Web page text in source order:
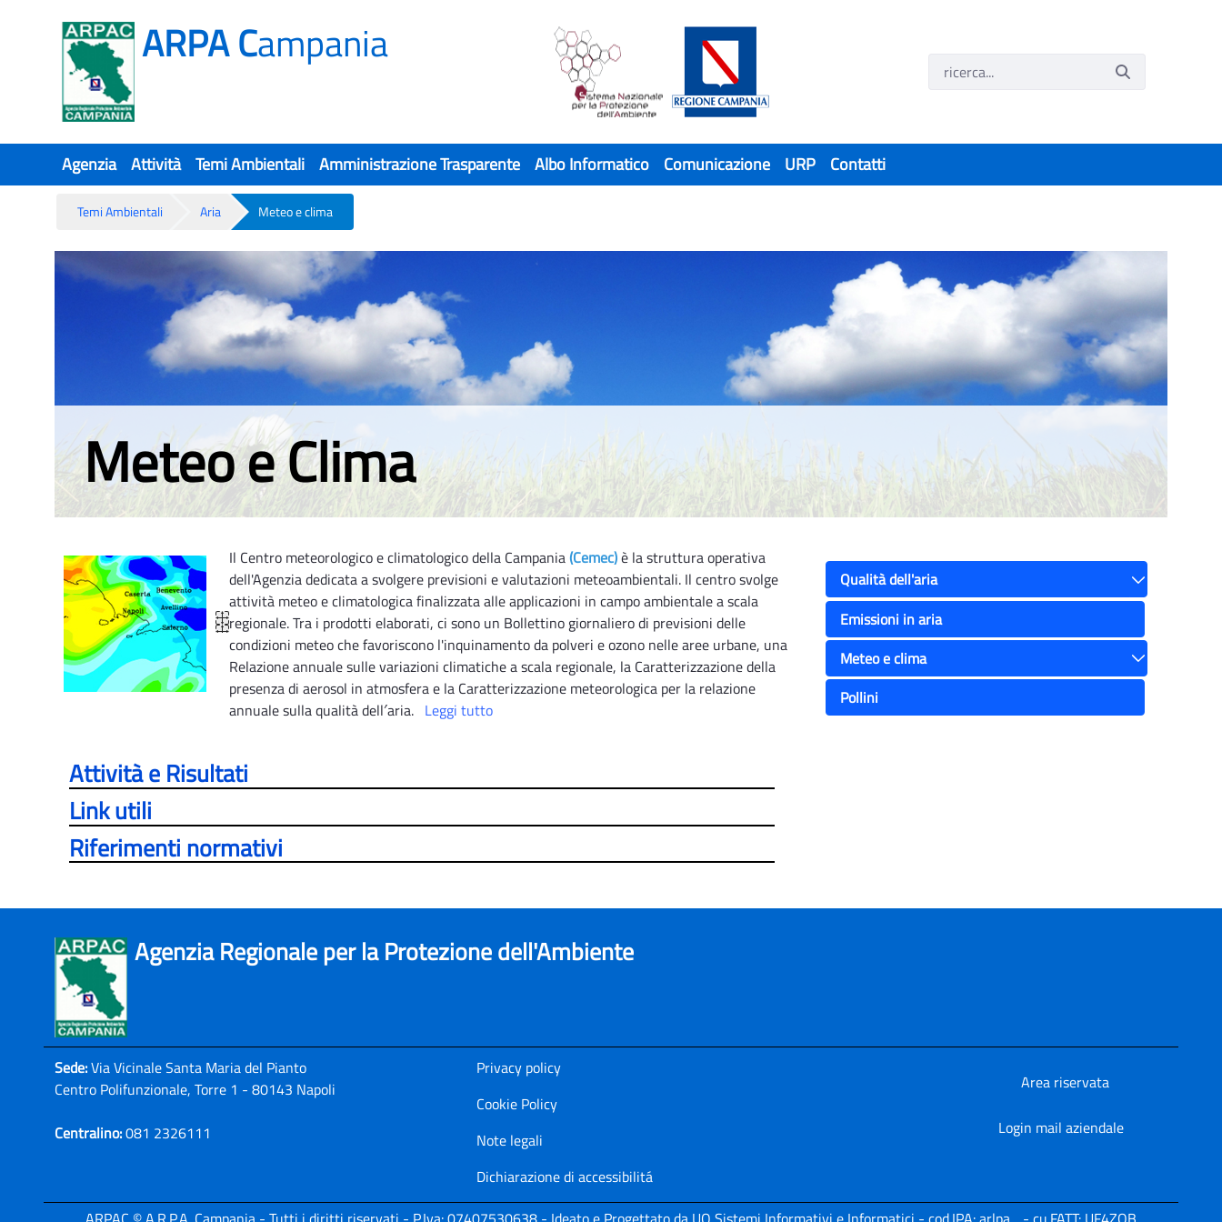
ARPA Campania
Agenzia Attività Temi Ambientali Amministrazione Trasparente Albo Informatico Comunicazione URP Contatti
Temi Ambientali Aria Meteo e clima
Meteo e clima
Meteo e Clima
Il Centro meteorologico e climatologico della Campania(Cemec)è la struttura operativa
dell'Agenzia dedicata a svolgere previsioni e valutazioni meteoambientali. Il centro svolge
attività meteo e climatologica finalizzata alle applicazioni in campo ambientale a scala
regionale. Tra i prodotti elaborati, ci sono un Bollettino giornaliero di previsioni delle
condizioni meteo che favoriscono l'inquinamento da polveri e ozono nelle aree urbane, una
Relazione annuale sulle variazioni climatiche a scala regionale, la Caratterizzazione della
presenza di aerosol in atmosfera e la Caratterizzazione meteorologica per la relazione
annuale sulla qualità dell′aria. Leggi tutto
Attività e Risultati
Link utili
Riferimenti normativi
Qualità dell'aria
Toggle
Emissioni in aria
Meteo e clima
Toggle
Pollini
Agenzia Regionale per la Protezione dell'Ambiente
Sede:Via Vicinale Santa Maria del Pianto
Centro Polifunzionale, Torre 1 - 80143 Napoli
Centralino:081 2326111
Privacy policy
Cookie Policy
Note legali
Dichiarazione di accessibilitá
Area riservata
Login mail aziendale